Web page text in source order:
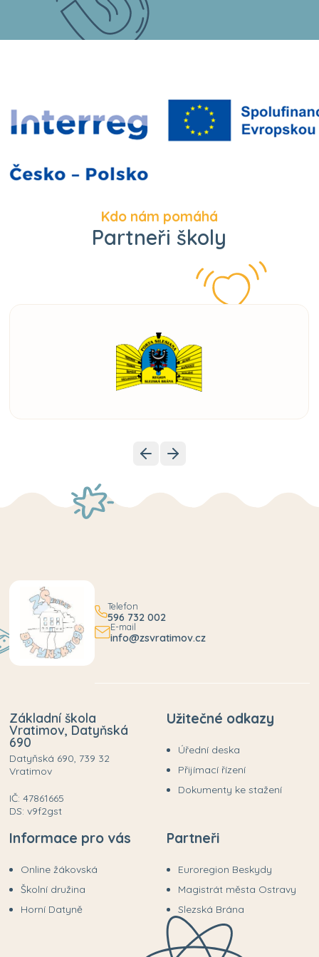
Kdo nám pomáhá
Partneři školy
Telefon
596 732 002
E-mail
info@zsvratimov.cz
Základní škola
Vratimov, Datyňská
690
Datyňská 690, 739 32
Vratimov
IČ: 47861665
DS: v9f2gst
Užitečné odkazy
Úřední deska
Přijímací řízení
Dokumenty ke stažení
Informace pro vás
Online žákovská
Školní družina
Horní Datyně
Partneři
Euroregion Beskydy
Magistrát města Ostravy
Slezská Brána